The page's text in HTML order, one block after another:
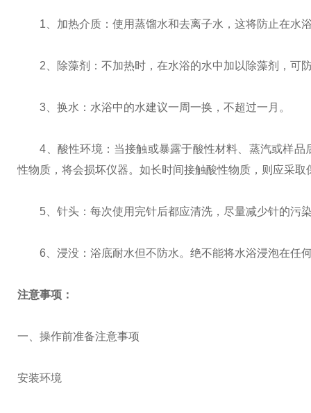
1、加热介质：使用蒸馏水和去离子水，这将防止在水
2、除藻剂：不加热时，在水浴的水中加以除藻剂，可
3、换水：水浴中的水建议一周一换，不超过一月。
4、酸性环境：当接触或暴露于酸性材料、蒸汽或样品
性物质，将会损坏仪器。如长时间接触酸性物质，则应采取
5、针头：每次使用完针后都应清洗，尽量减少针的污
6、浸没：浴底耐水但不防水。绝不能将水浴浸泡在任
注意事项：
一、操作前准备注意事项
安装环境